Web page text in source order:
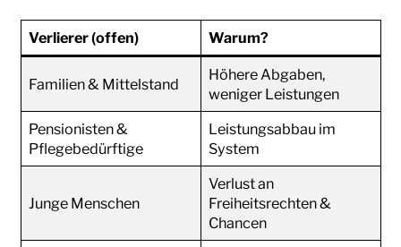
Verlierer (offen) Warum?
Familien & Mittelstand
Höhere Abgaben,
weniger Leistungen
Pensionisten &
Pflegebedürftige
Leistungsabbau im
System
Junge Menschen
Verlust an
Freiheitsrechten &
Chancen